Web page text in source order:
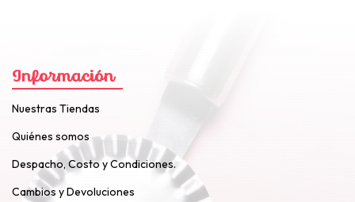
Información
Nuestras Tiendas
Quiénes somos
Despacho, Costo y Condiciones.
Cambios y Devoluciones